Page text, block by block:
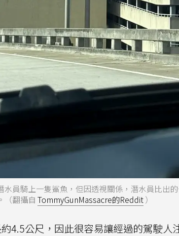
員騎上一隻鯊魚，但因透視關係，潛水員比出
（翻攝自 TommyGunMassacre的Reddit）
4.5公尺，因此很容易讓經過的駕駛人